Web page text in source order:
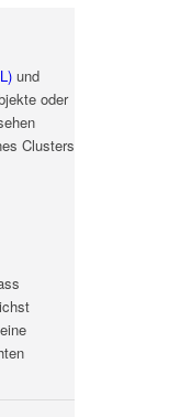
und
oder
Clusters